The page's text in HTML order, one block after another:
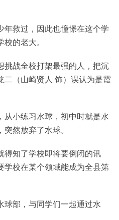
年救过，因此也憧憬在这个学
的老大。
挑战全校打架最强的人，把沉
（山崎贤人 饰）误认为是霞
小练习水球，初中时就是水
然放弃了水球。
得知了学校即将要倒闭的讯
校在某个领域能成为全县第
球部，与同学们一起通过水